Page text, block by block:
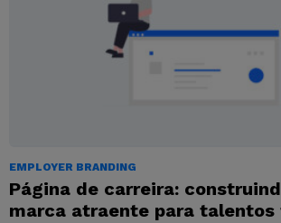
EMPLOYER BRANDING
Página de carreira:
marca atraente para talentos